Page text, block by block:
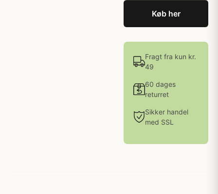
Køb her
Fragt fra kun kr.
49
60 dages
returret
Sikker handel
med SSL